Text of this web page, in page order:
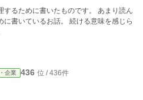
るために書いたものです。 あまり読ん
書いているお話。 続ける意味を感じら
企業 436 位 / 436件